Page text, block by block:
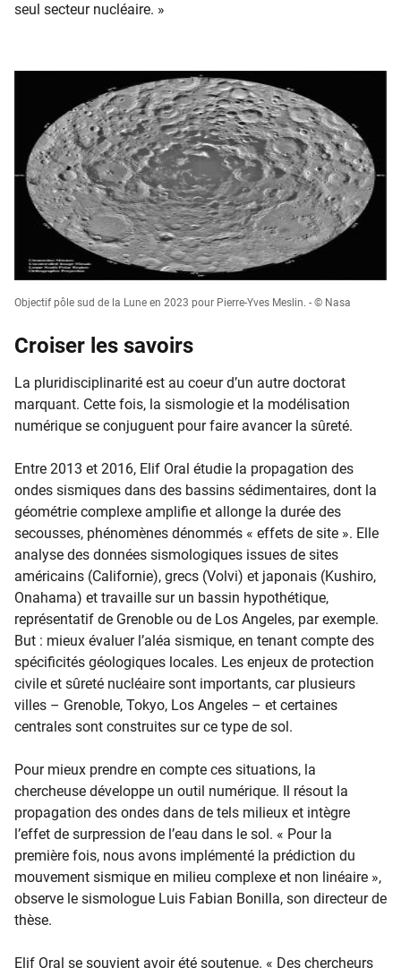
seul secteur nucléaire. »
Objectif pôle sud de la Lune en 2023 pour Pierre-Yves Meslin. - © Nasa
Croiser les savoirs
La pluridisciplinarité est au coeur d’un autre doctorat
marquant. Cette fois, la sismologie et la modélisation
numérique se conjuguent pour faire avancer la sûreté.
Entre 2013 et 2016, Elif Oral étudie la propagation des
ondes sismiques dans des bassins sédimentaires, dont la
géométrie complexe amplifie et allonge la durée des
secousses, phénomènes dénommés « effets de site ». Elle
analyse des données sismologiques issues de sites
américains (Californie), grecs (Volvi) et japonais (Kushiro,
Onahama) et travaille sur un bassin hypothétique,
représentatif de Grenoble ou de Los Angeles, par exemple.
But : mieux évaluer l’aléa sismique, en tenant compte des
spécificités géologiques locales. Les enjeux de protection
civile et sûreté nucléaire sont importants, car plusieurs
villes – Grenoble, Tokyo, Los Angeles – et certaines
centrales sont construites sur ce type de sol.
Pour mieux prendre en compte ces situations, la
chercheuse développe un outil numérique. Il résout la
propagation des ondes dans de tels milieux et intègre
l’effet de surpression de l’eau dans le sol. « Pour la
première fois, nous avons implémenté la prédiction du
mouvement sismique en milieu complexe et non linéaire »,
observe le sismologue Luis Fabian Bonilla, son directeur de
thèse.
Elif Oral se souvient avoir été soutenue. « Des chercheurs